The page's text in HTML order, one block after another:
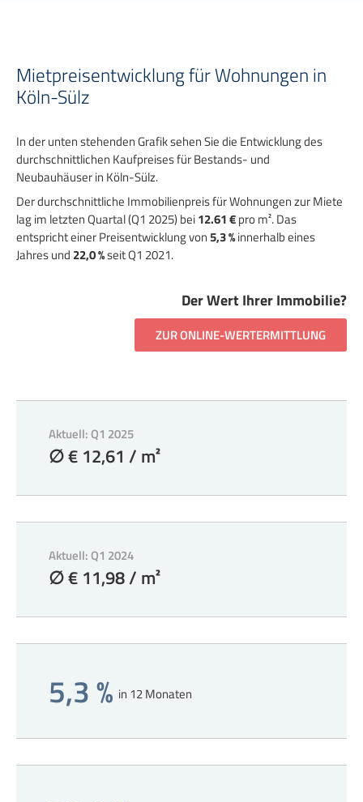
Mietpreisentwicklung für Wohnungen in
Köln-Sülz
In der unten stehenden Grafik sehen Sie die Entwicklung des
durchschnittlichen Kaufpreises für Bestands- und
Neubauhäuser in Köln-Sülz.
Der durchschnittliche Immobilienpreis für Wohnungen zur Miete
lag im letzten Quartal (Q1 2025) bei12.61 €pro m². Das
entspricht einer Preisentwicklung von5,3 %innerhalb eines
Jahres und 22,0 %seit Q1 2021.
Der Wert Ihrer Immobilie?
ZUR ONLINE-WERTERMITTLUNG
Aktuell: Q1 2025
∅ € 12,61 / m²
Aktuell: Q1 2024
∅ € 11,98 / m²
5,3 % in 12 Monaten